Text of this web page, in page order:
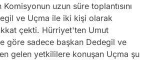
Komisyonun uzun süre toplantısını
ve Uçma ile iki kişi olarak
çekti. Hürriyet'ten Umut
göre sadece başkan Dedegil ve
gelen yetkililere konuşan Uçma şu